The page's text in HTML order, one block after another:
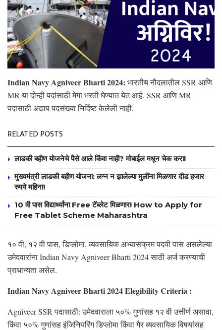
Indian Navy Agniveer Bharti 2024: भारतीय नौदलातील SSR आणि
MR या दोन्ही पदांसाठी मेगा भरती घेण्यात येत आहे. SSR आणि MR
पदासाठी अद्याप पदसंख्या निर्दिष्ट केलेली नाही.
RELATED POSTS
लाडकी बहीण योजनेचे पैसे आले किंवा नाही? मोबाईल मधून चेक करा!
मुख्यमंत्री लाडकी बहीण योजना: लग्न न झालेल्या मुलींना मिळणार दीड हजार
रुपये महिना!
10 वी पास विद्यार्थ्यांना Free टॅब्लेट मिळणार! How to Apply for
Free Tablet Scheme Maharashtra
१० वी, १२ वी पास, डिप्लोमा, व्यवसायिक अभ्यासक्रम पदवी पास असलेल्या
उमेदवारांना Indian Navy Agniveer Bharti 2024 साठी अर्ज करण्याची
प्राधान्यता असेल.
Indian Navy Agniveer Bharti 2024 Elegibility Criteria :
Agniveer SSR पदासाठी: उमेदवाराला ५०% गुणांसह १२ वी उत्तीर्ण असावा,
किंवा ५०% गुणांसह इंजिनियरिंग डिप्लोमा किंवा गैर व्यवसायिक विषयांसह